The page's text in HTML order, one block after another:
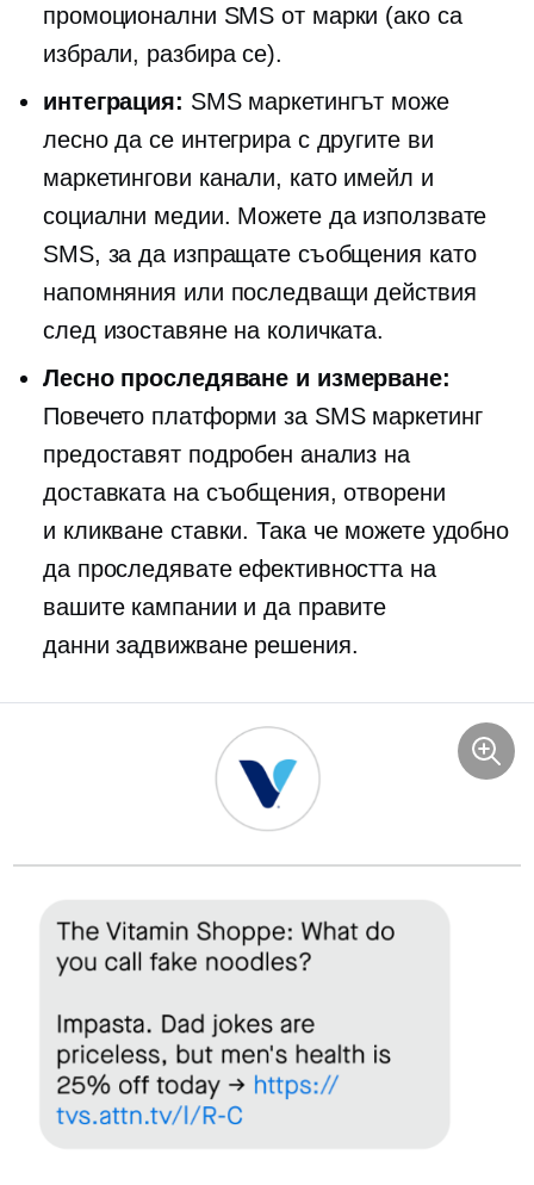
промоционални SMS от марки (ако са
избрали, разбира се).
интеграция: SMS маркетингът може
лесно да се интегрира с другите ви
маркетингови канали, като имейл и
социални медии. Можете да използвате
SMS, за да изпращате съобщения като
напомняния или последващи действия
след изоставяне на количката.
Лесно проследяване и измерване:
Повечето платформи за SMS маркетинг
предоставят подробен анализ на
доставката на съобщения, отворени
и кликване ставки. Така че можете удобно
да проследявате ефективността на
вашите кампании и да правите
данни задвижванерешения.